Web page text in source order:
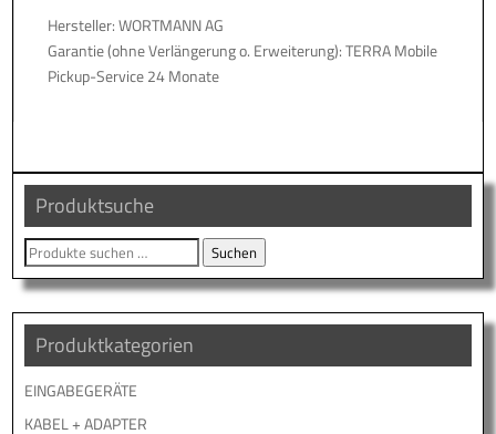
Hersteller: WORTMANN AG
Garantie (ohne Verlängerung o. Erweiterung): TERRA Mobile
Pickup-Service 24 Monate
Produktsuche
Suche
nach:
Suchen
Produktkategorien
EINGABEGERÄTE
KABEL + ADAPTER